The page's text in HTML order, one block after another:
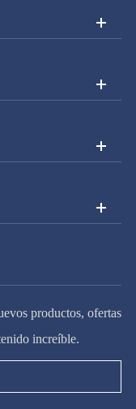
productos, ofertas
increíble.